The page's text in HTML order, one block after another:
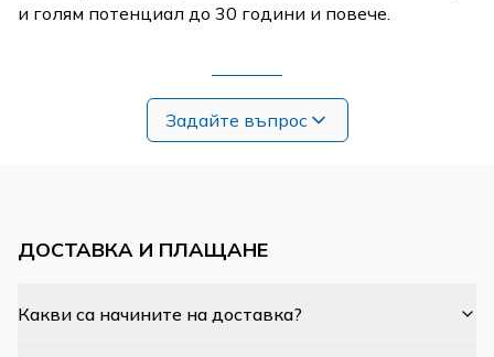
и голям потенциал до 30 години и повече.
Задайте въпрос
ДОСТАВКА И ПЛАЩАНЕ
Какви са начините на доставка?